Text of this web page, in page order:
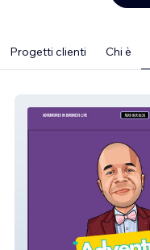
Progetti clienti Chi è